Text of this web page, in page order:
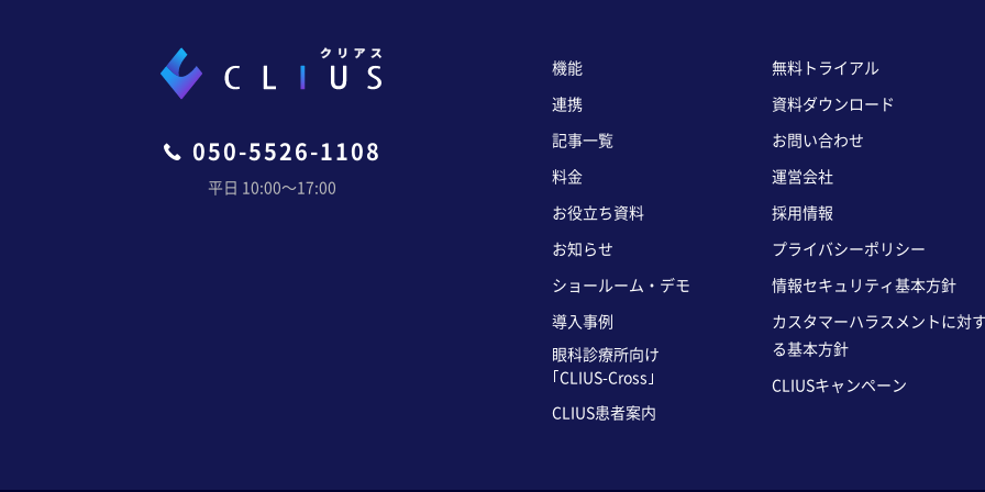
050-5526-1108
平日 10:00〜17:00
機能
連携
記事一覧
料金
お役立ち資料
お知らせ
ショールーム・デモ
導入事例
眼科診療所向け
｢CLIUS-Cross｣
CLIUS患者案内
無料トライアル
資料ダウンロード
お問い合わせ
運営会社
採用情報
プライバシーポリシー
情報セキュリティ基本方針
カスタマーハラスメントに対
る基本方針
CLIUSキャンペーン